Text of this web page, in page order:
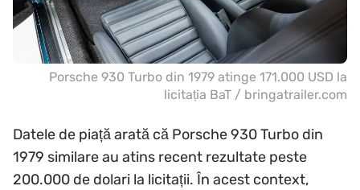
Porsche 930 Turbo din 1979 atinge 171.000 USD la
licitația BaT / bringatrailer.com
Datele de piață arată că Porsche 930 Turbo din
1979 similare au atins recent rezultate peste
200.000 de dolari la licitații. În acest context,